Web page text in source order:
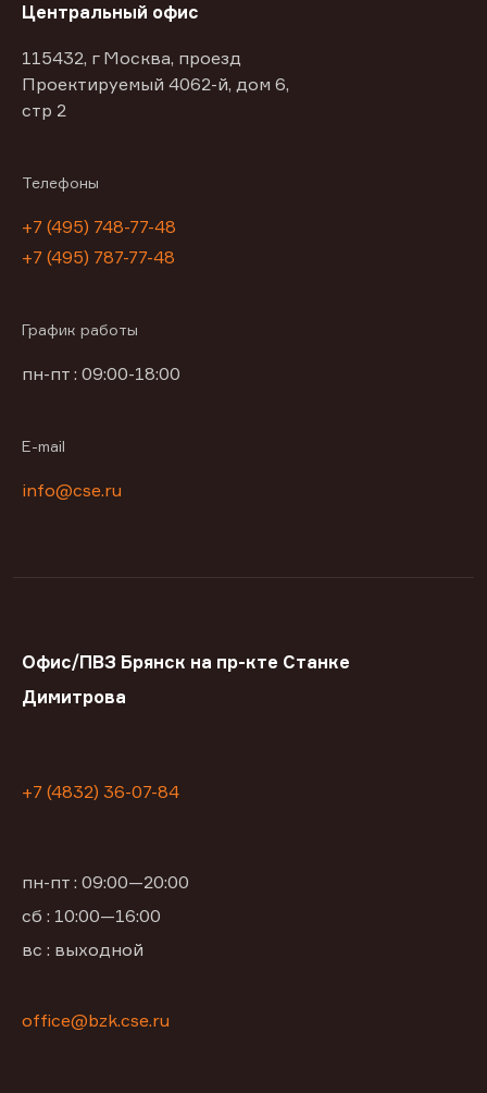
Центральный офис
115432, г Москва, проезд
Проектируемый 4062-й, дом 6,
стр 2
Телефоны
+7 (495) 748-77-48
+7 (495) 787-77-48
График работы
пн-пт : 09:00-18:00
E-mail
info@cse.ru
Офис/ПВЗ Брянск на пр-кте Станке
Димитрова
+7 (4832) 36-07-84
пн-пт : 09:00—20:00
сб : 10:00—16:00
вс : выходной
office@bzk.cse.ru